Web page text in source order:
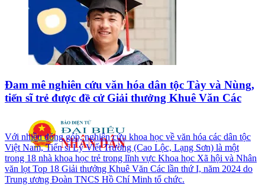
Đam mê nghiên cứu văn hóa dân tộc Tày và Nùng,
tiến sĩ trẻ được đề cử Giải thưởng Khuê Văn Các
Với nhiều đóng góp, nghiên cứu khoa học về văn hóa các dân tộc
Việt Nam, Tiến sĩ Lý Viết Trường (Cao Lộc, Lạng Sơn) là một
trong 18 nhà khoa học trẻ trong lĩnh vực Khoa học Xã hội và Nhân
văn lọt Top 18 Giải thưởng Khuê Văn Các lần thứ I, năm 2024 do
Trung ương Đoàn TNCS Hồ Chí Minh tổ chức.